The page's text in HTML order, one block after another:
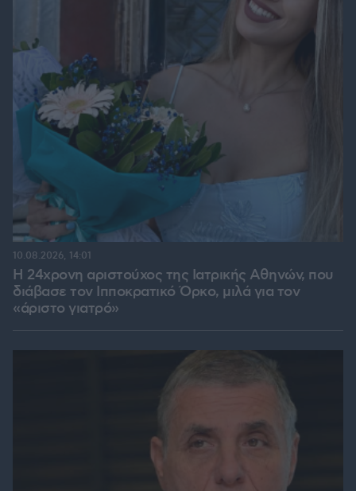
Η 24χρονη αριστούχος της Ιατρικής Αθηνών, που
διάβασε τον Ιπποκρατικό Όρκο, μιλά για τον
«άριστο γιατρό»
10.08.2026, 14:01